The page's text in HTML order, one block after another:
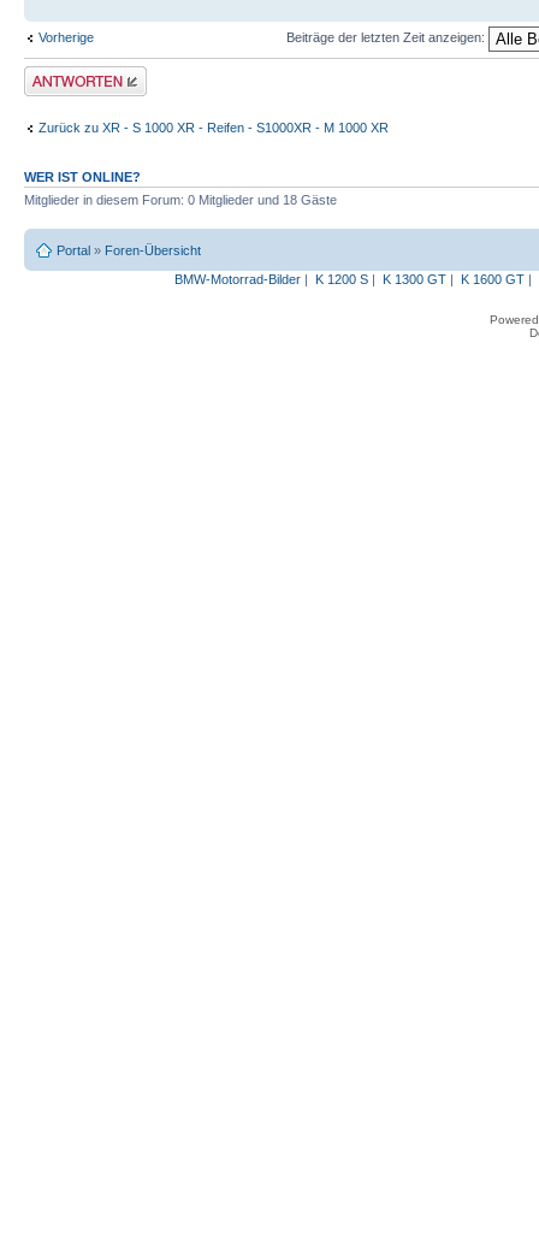
Vorherige Beiträge der letzten Zeit anzeigen:
Antwort erstellen
Zurück zu XR - S 1000 XR - Reifen - S1000XR - M 1000 XR
WER IST ONLINE?
Mitglieder in diesem Forum: 0 Mitglieder und 18 Gäste
Portal » Foren-Übersicht
BMW-Motorrad-Bilder| K 1200 S| K 1300 GT| K 1600 GT|